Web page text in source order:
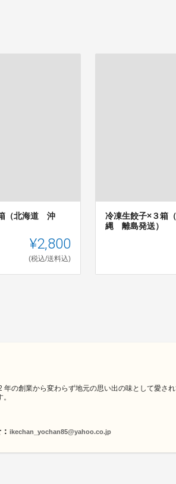
（北海道 沖
¥2,800
(税込/送料込)
冷凍生餃子×３箱
縄 離島発送）
年の創業から変わらず地元の思い出の味として愛
ikechan_yochan85@yahoo.co.jp